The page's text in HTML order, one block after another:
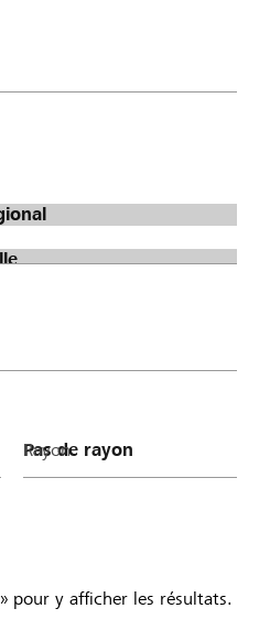
Rayon
» pour y afficher les résultats.